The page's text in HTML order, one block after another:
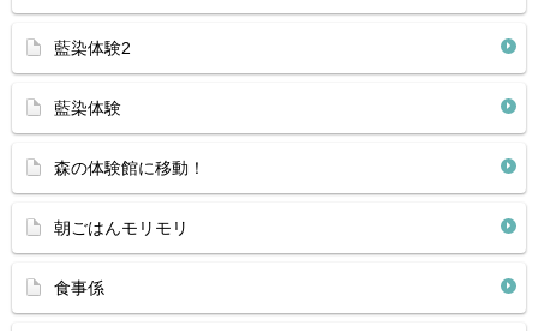
藍染体験2
藍染体験
森の体験館に移動！
朝ごはんモリモリ
食事係